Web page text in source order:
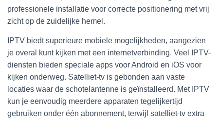
professionele installatie voor correcte positionering met vrij
zicht op de zuidelijke hemel.
IPTV biedt superieure mobiele mogelijkheden, aangezien
je overal kunt kijken met een internetverbinding. Veel IPTV-
diensten bieden speciale apps voor Android en iOS voor
kijken onderweg. Satelliet-tv is gebonden aan vaste
locaties waar de schotelantenne is geïnstalleerd. Met IPTV
kun je eenvoudig meerdere apparaten tegelijkertijd
gebruiken onder één abonnement, terwijl satelliet-tv extra